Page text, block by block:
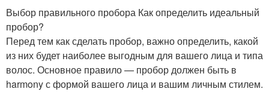
Выбор правильного пробора Как определить идеальный
пробор?
Перед тем как сделать пробор, важно определить, какой
из них будет наиболее выгодным для вашего лица и типа
волос. Основное правило — пробор должен быть в
harmony с формой вашего лица и вашим личным стилем.